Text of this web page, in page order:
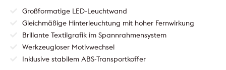
Großformatige LED-Leuchtwand
Gleichmäßige Hinterleuchtung mit hoher Fernwirkung
Brillante Textilgrafik im Spannrahmensystem
Werkzeugloser Motivwechsel
Inklusive stabilem ABS-Transportkoffer